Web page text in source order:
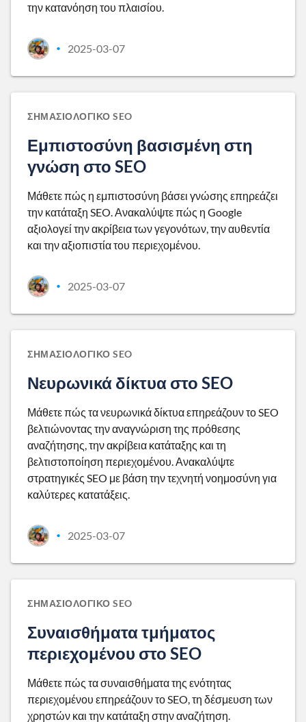
την κατανόηση του πλαισίου.
• 2025-03-07
ΣΗΜΑΣΙΟΛΟΓΙΚΌ SEO
Εμπιστοσύνη βασισμένη στη
γνώση στο SEO
Μάθετε πώς η εμπιστοσύνη βάσει γνώσης επηρεάζει
την κατάταξη SEO. Ανακαλύψτε πώς η Google
αξιολογεί την ακρίβεια των γεγονότων, την αυθεντία
και την αξιοπιστία του περιεχομένου.
• 2025-03-07
ΣΗΜΑΣΙΟΛΟΓΙΚΌ SEO
Νευρωνικά δίκτυα στο SEO
Μάθετε πώς τα νευρωνικά δίκτυα επηρεάζουν το SEO
βελτιώνοντας την αναγνώριση της πρόθεσης
αναζήτησης, την ακρίβεια κατάταξης και τη
βελτιστοποίηση περιεχομένου. Ανακαλύψτε
στρατηγικές SEO με βάση την τεχνητή νοημοσύνη για
καλύτερες κατατάξεις.
• 2025-03-07
ΣΗΜΑΣΙΟΛΟΓΙΚΌ SEO
Συναισθήματα τμήματος
περιεχομένου στο SEO
Μάθετε πώς τα συναισθήματα της ενότητας
περιεχομένου επηρεάζουν το SEO, τη δέσμευση των
χρηστών και την κατάταξη στην αναζήτηση.